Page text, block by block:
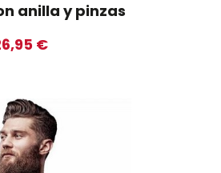
anilla y pinzas
€